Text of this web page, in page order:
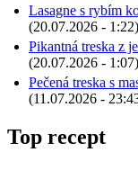
Lasagne s rybím
(20.07.2026 - 1:22)
Pikantná treska z
(20.07.2026 - 1:07)
Pečená treska s
(11.07.2026 -
Top recept